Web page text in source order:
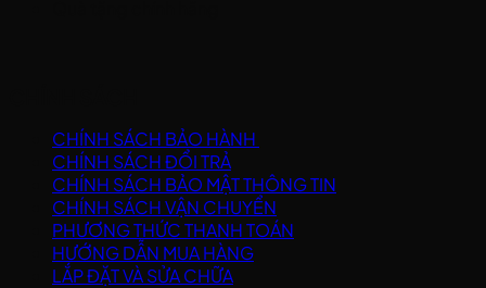
CHÍNH SÁCH BẢO HÀNH
CHÍNH SÁCH ĐỔI TRẢ
CHÍNH SÁCH BẢO MẬT THÔNG TIN
CHÍNH SÁCH VẬN CHUYỂN
PHƯƠNG THỨC THANH TOÁN
HƯỚNG DẪN MUA HÀNG
LẮP ĐẶT VÀ SỬA CHỮA